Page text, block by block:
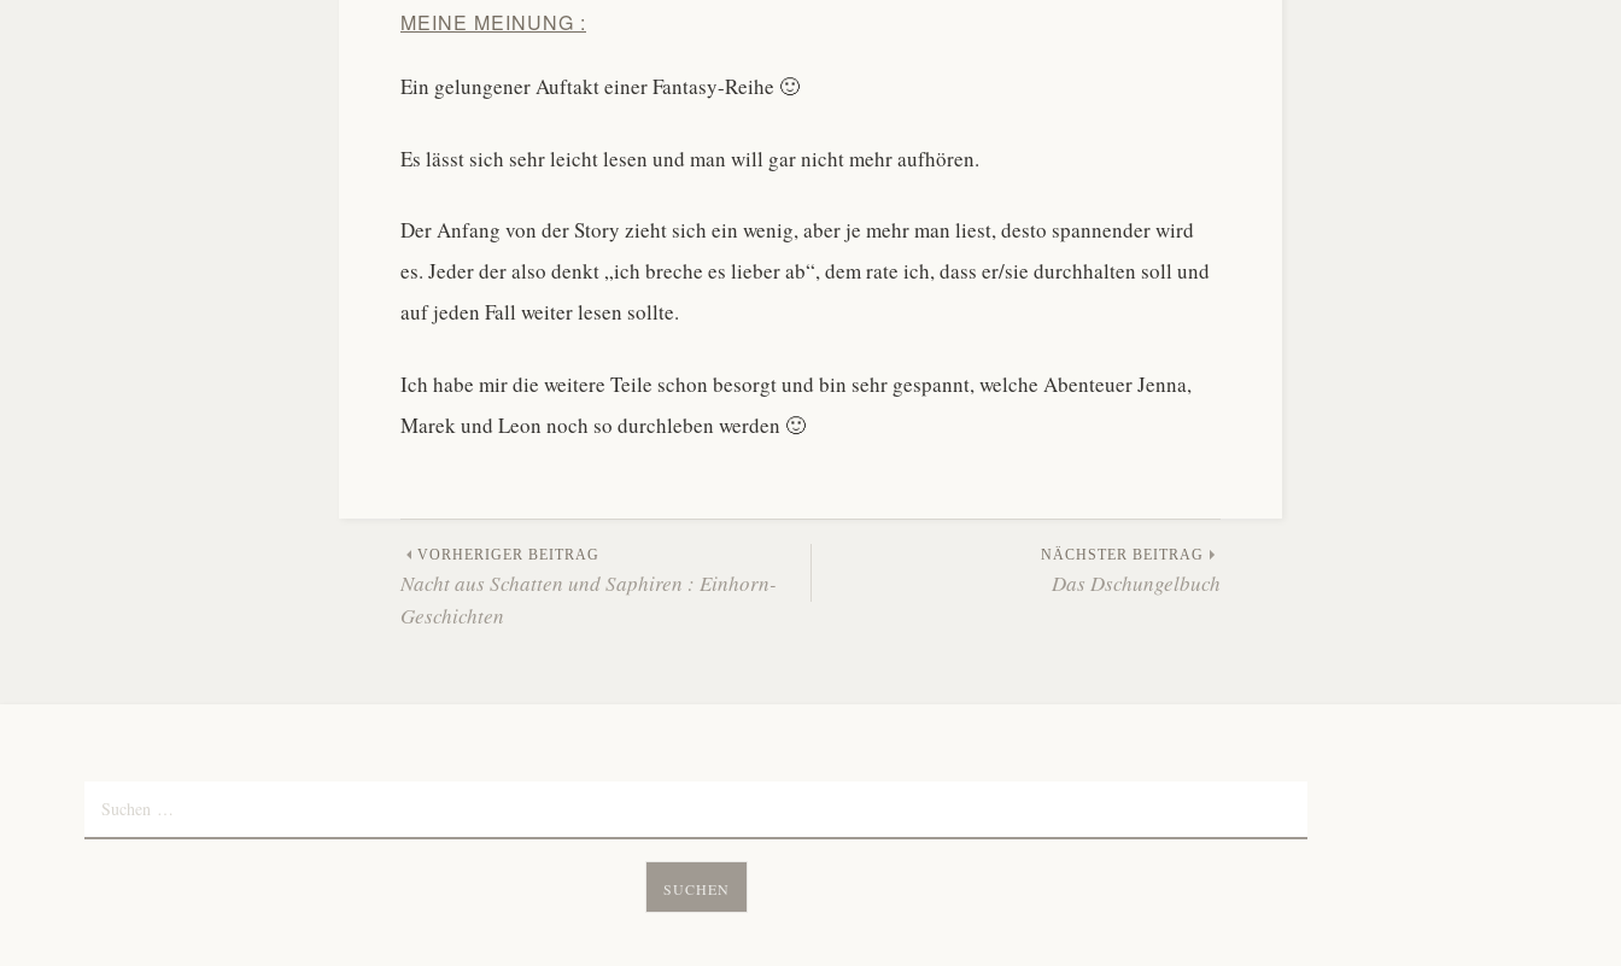
MEINE MEINUNG :
Ein gelungener Auftakt einer Fantasy-Reihe 🙂
Es lässt sich sehr leicht lesen und man will gar nicht mehr aufhören.
Der Anfang von der Story zieht sich ein wenig, aber je mehr man liest, desto spannender wird
es. Jeder der also denkt „ich breche es lieber ab“, dem rate ich, dass er/sie durchhalten soll und
auf jeden Fall weiter lesen sollte.
Ich habe mir die weitere Teile schon besorgt und bin sehr gespannt, welche Abenteuer Jenna,
Marek und Leon noch so durchleben werden 🙂
Beitrags-
Navigation
VORHERIGER BEITRAG
Nacht aus Schatten und Saphiren : Einhorn-
Geschichten
NÄCHSTER BEITRAG
Das Dschungelbuch
Suchen
nach: